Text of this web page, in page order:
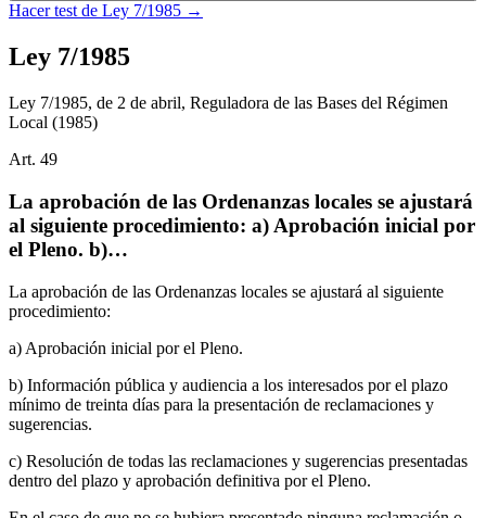
Hacer test de Ley 7/1985 →
Ley 7/1985
Ley 7/1985, de 2 de abril, Reguladora de las Bases del Régimen
Local (1985)
Art. 49
La aprobación de las Ordenanzas locales se ajustará
al siguiente procedimiento: a) Aprobación inicial por
el Pleno. b)…
La aprobación de las Ordenanzas locales se ajustará al siguiente
procedimiento:
a) Aprobación inicial por el Pleno.
b) Información pública y audiencia a los interesados por el plazo
mínimo de treinta días para la presentación de reclamaciones y
sugerencias.
c) Resolución de todas las reclamaciones y sugerencias presentadas
dentro del plazo y aprobación definitiva por el Pleno.